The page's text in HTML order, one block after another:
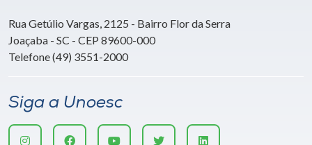
Rua Getúlio Vargas, 2125 - Bairro Flor da Serra
Joaçaba - SC - CEP 89600-000
Telefone (49) 3551-2000
Siga a Unoesc